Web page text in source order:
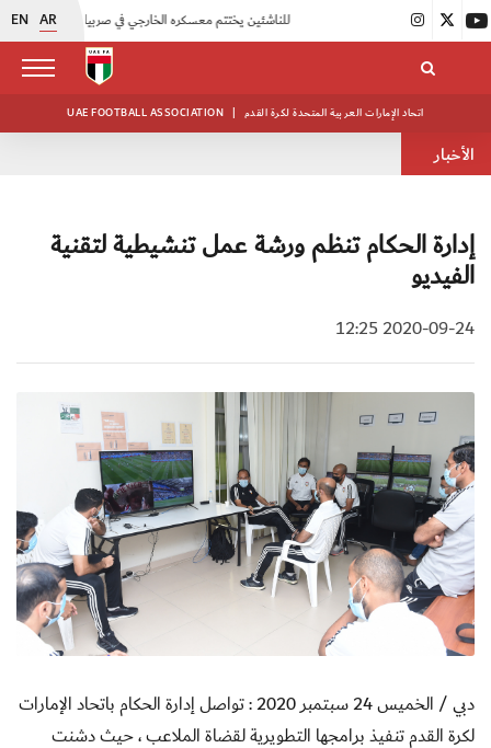
EN AR اتحاد الكرة يُنظم ورشة عمل للمراقبين المعتمدين |
UAE FOOTBALL ASSOCIATION | اتحاد الإمارات العربية المتحدة لكرة القدم
الأخبار
إدارة الحكام تنظم ورشة عمل تنشيطية لتقنية
الفيديو
2020-09-24 12:25
دبي / الخميس 24 سبتمبر 2020 : تواصل إدارة الحكام باتحاد الإمارات
لكرة القدم تنفيذ برامجها التطويرية لقضاة الملاعب ، حيث دشنت